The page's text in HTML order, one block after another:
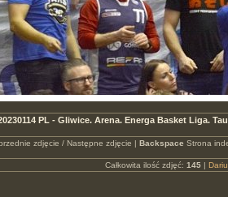
PL - Gliwice. Arena. Energa Basket Liga.
zdjęcie / Następne zdjęcie | Backspace Strona
Całkowita ilość zdjęć: 145|